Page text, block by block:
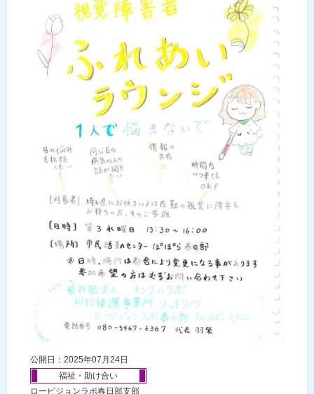
公開日：2025年07月24日
福祉・助け合い
ロービジョンラボ春日部支部